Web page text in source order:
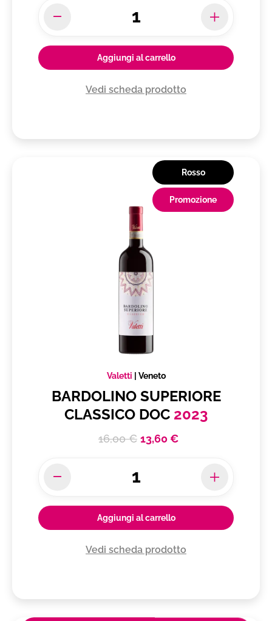
Aggiungi al carrello
Vedi scheda prodotto
Rosso
Promozione
Valetti | Veneto
BARDOLINO SUPERIORE
CLASSICO DOC 2023
16,00 € 13,60 €
Aggiungi al carrello
Vedi scheda prodotto